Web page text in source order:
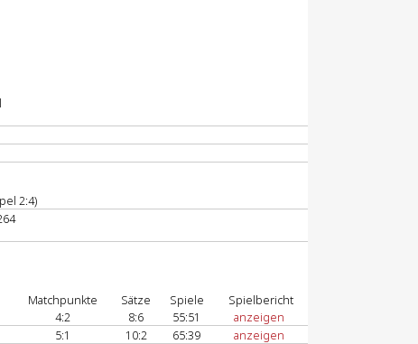
2:4)
Matchpunkte Sätze Spiele
Spielbericht
4:2 8:6 55:51
anzeigen
5:1 10:2 65:39
anzeigen